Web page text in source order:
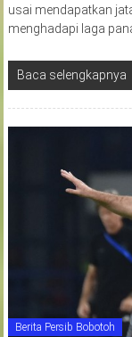
usai mendapatkan
menghadapi laga
Baca selengkapnya
Berita Persib Bobotoh